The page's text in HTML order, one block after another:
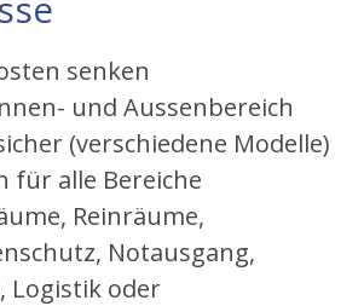
senken
und Aussenbereich
(verschiedene Modelle)
für alle Bereiche
Reinräume,
Notausgang,
Logistik oder